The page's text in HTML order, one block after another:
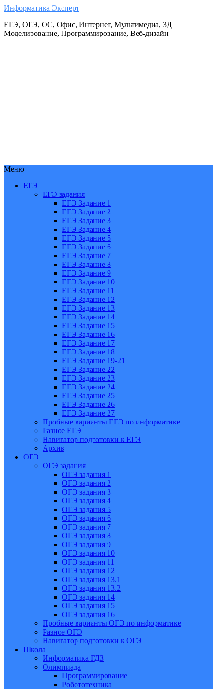
Информатика Эксперт
ЕГЭ, ОГЭ, ОС, Офис, Интернет, Мультимедиа, 3Д
Моделирование, Программирование, Веб-дизайн
Меню
ЕГЭ
ЕГЭ задания
ЕГЭ Задание 1
ЕГЭ Задание 2
ЕГЭ Задание 3
ЕГЭ Задание 4
ЕГЭ Задание 5
ЕГЭ Задание 6
ЕГЭ Задание 7
ЕГЭ Задание 8
ЕГЭ Задание 9
ЕГЭ Задание 10
ЕГЭ Задание 11
ЕГЭ Задание 12
ЕГЭ Задание 13
ЕГЭ Задание 14
ЕГЭ Задание 15
ЕГЭ Задание 16
ЕГЭ Задание 17
ЕГЭ Задание 18
ЕГЭ Задание 19-21
ЕГЭ Задание 22
ЕГЭ Задание 23
ЕГЭ Задание 24
ЕГЭ Задание 25
ЕГЭ Задание 26
ЕГЭ Задание 27
Пробные варианты ЕГЭ по информатике
Разное ЕГЭ
Навигатор подготовки к ЕГЭ
Архив
ОГЭ
ОГЭ задания
ОГЭ задания 1
ОГЭ задания 2
ОГЭ задания 3
ОГЭ задания 4
ОГЭ задания 5
ОГЭ задания 6
ОГЭ задания 7
ОГЭ задания 8
ОГЭ задания 9
ОГЭ задания 10
ОГЭ задания 11
ОГЭ задания 12
ОГЭ задания 13.1
ОГЭ задания 13.2
ОГЭ задания 14
ОГЭ задания 15
ОГЭ задания 16
Пробные варианты ОГЭ по информатике
Разное ОГЭ
Навигатор подготовки к ОГЭ
Школа
Информатика ГДЗ
Олимпиада
Программирование
Робототехника